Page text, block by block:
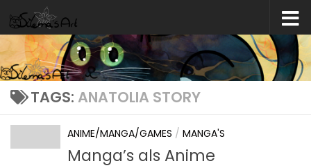
Skip to content
TAGS: ANATOLIA STORY
ANIME/MANGA/GAMES / MANGA'S
Manga’s als Anime